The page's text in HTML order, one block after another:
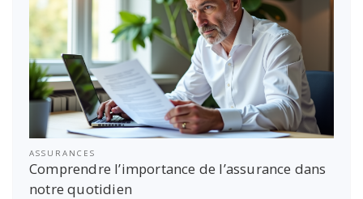
ASSURANCES
Comprendre l’importance de l’assurance dans
notre quotidien